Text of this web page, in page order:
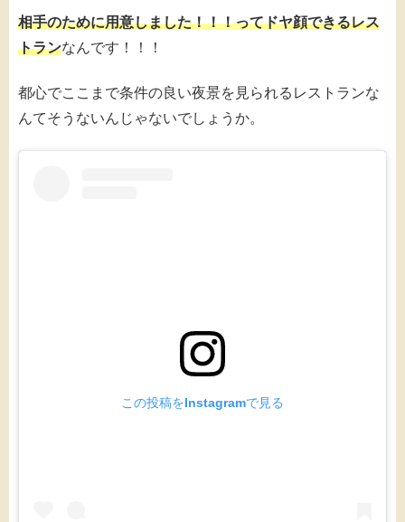
相手のために用意しました！！！ってドヤ顔できるレス
トランなんです！！！
都心でここまで条件の良い夜景を見られるレストランな
んてそうないんじゃないでしょうか。
この投稿をInstagramで見る